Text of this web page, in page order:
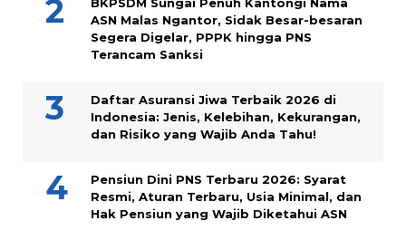
BKPSDM Sungai Penuh Kantongi Nama
ASN Malas Ngantor, Sidak Besar-besaran
Segera Digelar, PPPK hingga PNS
Terancam Sanksi
Daftar Asuransi Jiwa Terbaik 2026 di
Indonesia: Jenis, Kelebihan, Kekurangan,
dan Risiko yang Wajib Anda Tahu!
Pensiun Dini PNS Terbaru 2026: Syarat
Resmi, Aturan Terbaru, Usia Minimal, dan
Hak Pensiun yang Wajib Diketahui ASN